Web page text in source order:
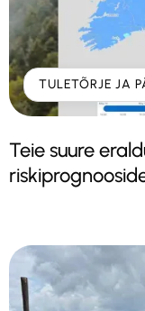
TULETÕRJE JA
Teie suure